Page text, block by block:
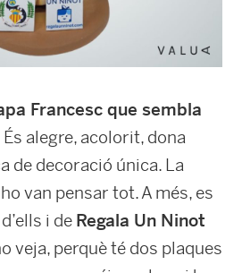
Francesc que sembla
És alegre, acolorit, dona
de decoració única. La
van pensar tot. A més, es
i de Regala Un Ninot
veja, perquè té dos plaques